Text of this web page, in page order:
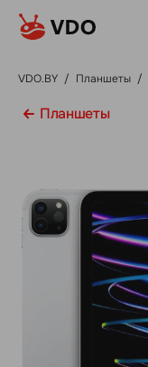
VDO.BY / Планшеты /
Планшеты